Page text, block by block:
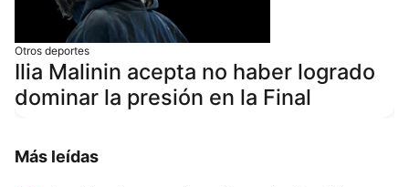
Otros deportes
Ilia Malinin acepta no haber logrado
dominar la presión en la Final
Más leídas